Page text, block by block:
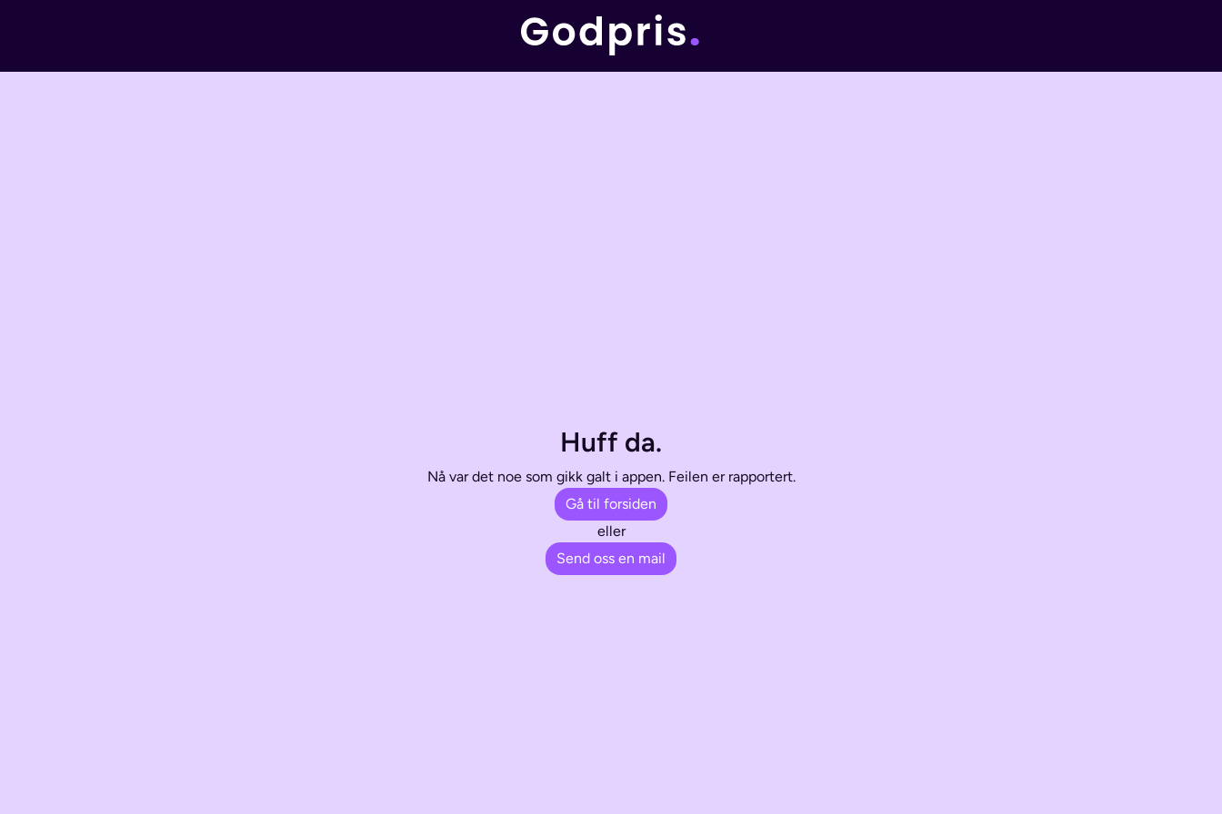
Huff da.
Nå var det noe som gikk galt i appen. Feilen er rapportert.
Gå til forsiden
eller
Send oss en mail